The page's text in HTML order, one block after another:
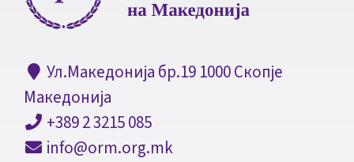
Ул.Македонија бр.19 1000 Скопје
Македонија
+389 2 3215 085
info@orm.org.mk